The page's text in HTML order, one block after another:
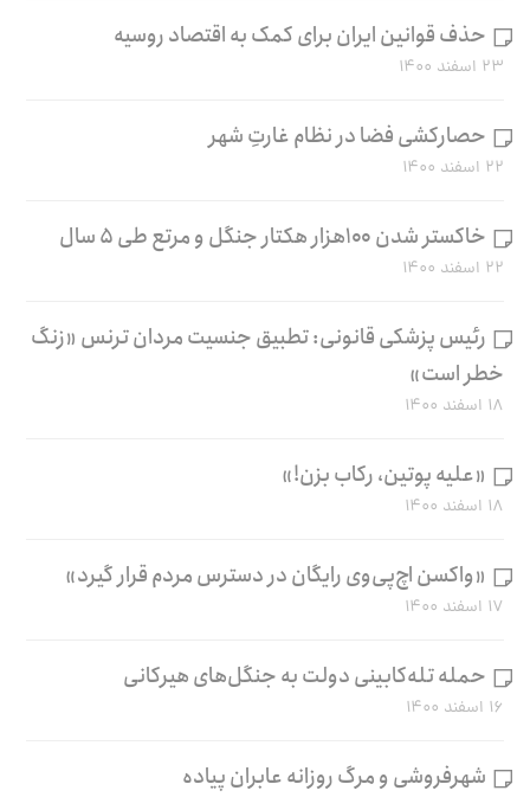
حذف قوانین ایران برای کمک به اقتصاد روسیه
۲۳ اسفند ۱۴۰۰
حصارکشی فضا در نظام غارتِ شهر
۲۲ اسفند ۱۴۰۰
خاکستر شدن ۱۰۰هزار هکتار جنگل و مرتع طی ۵ سال
۲۲ اسفند ۱۴۰۰
رئیس پزشکی قانونی: تطبیق جنسیت مردان ترنس «زنگ
خطر است»
۱۸ اسفند ۱۴۰۰
«علیه پوتین، رکاب بزن!»
۱۸ اسفند ۱۴۰۰
«واکسن اچ‌پی‌وی رایگان در دسترس مردم قرار گیرد»
۱۷ اسفند ۱۴۰۰
حمله تله‌کابینی دولت به جنگل‌های هیرکانی
۱۶ اسفند ۱۴۰۰
شهرفروشی و مرگ روزانه عابران پیاده